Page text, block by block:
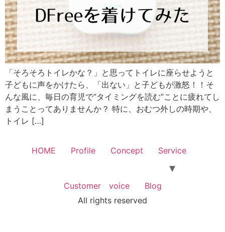
「そろそろトイレかな？」と思ってトイレに座らせようと
子どもに声をかけたら、「出ない」と子どもが激怒！！そ
んな風に、毎日の育児で“タイミングを読む”ことに疲れてし
まうことってありませんか？ 特に、おむつ外しの時期や、
トイレ […]
HOME Profile Concept Service
Customer voice
Blog
All rights reserved